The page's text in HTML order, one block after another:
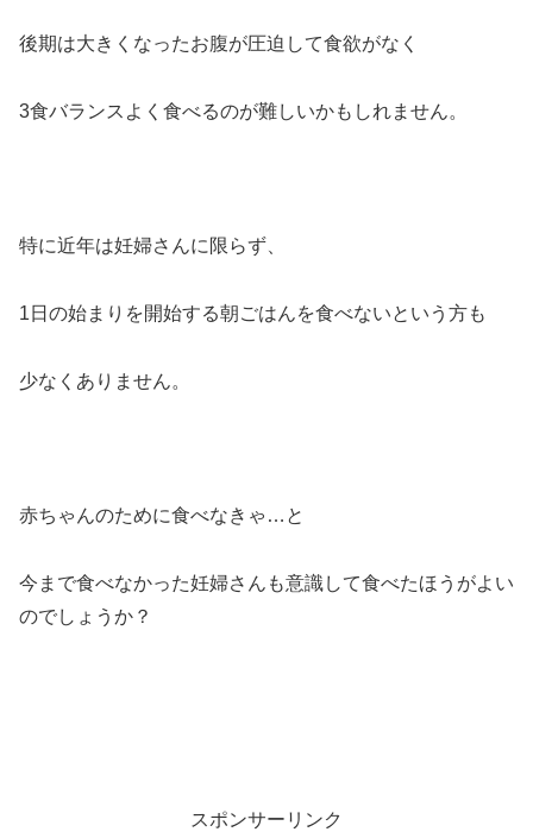
後期は大きくなったお腹が圧迫して食欲がなく
3食バランスよく食べるのが難しいかもしれません。
特に近年は妊婦さんに限らず、
1日の始まりを開始する朝ごはんを食べないという方も
少なくありません。
赤ちゃんのために食べなきゃ…と
今まで食べなかった妊婦さんも意識して食べたほうがよい
のでしょうか？
スポンサーリンク